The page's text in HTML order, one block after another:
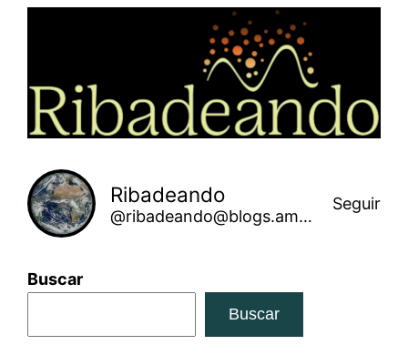
Ribadeando
@ribadeando@blogs.amarinha.gal
Seguir
Buscar
Buscar